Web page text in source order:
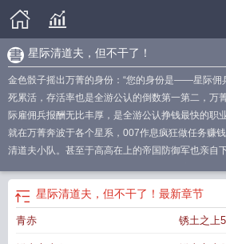
星际清道夫，但不干了！
金色骰子摇出万菁的身份：“您的身份是——星际佣
死累活，存活率也是全游公认的倒数第一第二，万
际雇佣兵报酬无比丰厚，是全游公认挣钱最快的职
就在万菁奔波于各个星系，007作息疯狂做任务赚
清道夫小队。甚至于高高在上的帝国防御军也亲自
见正常人看不见的东西。而所谓的清道夫小队，清
里逃生后，万菁想通了：老娘是来玩游戏挣钱的，
手扔了扫帚，撂担子不干了！可在商会眼里，不干
星际清道夫，但不干了！ 最新章节
青赤 锈土之上5